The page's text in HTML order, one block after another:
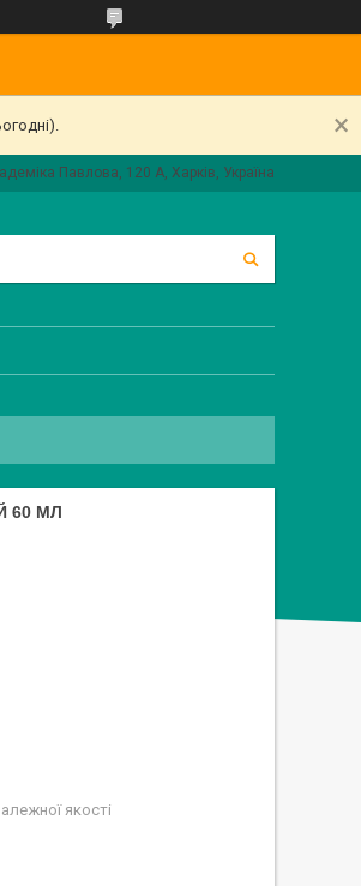
Павлова, 120 А, Харків, Україна
60 МЛ
якості